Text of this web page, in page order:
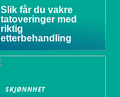
Slik får du vakre
tatoveringer med
riktig
etterbehandling
SKJØNNHET